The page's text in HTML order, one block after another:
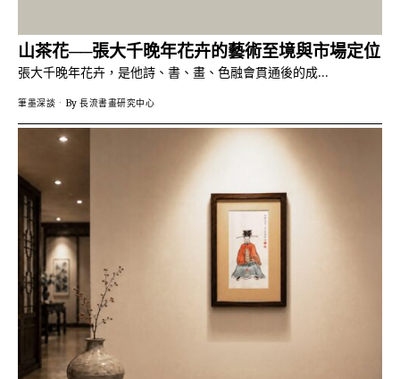
山茶花──張大千晚年花卉的藝術至境與市場定位
張大千晚年花卉，是他詩、書、畫、色融會貫通後的成…
筆墨深談 By 長流書畫研究中心